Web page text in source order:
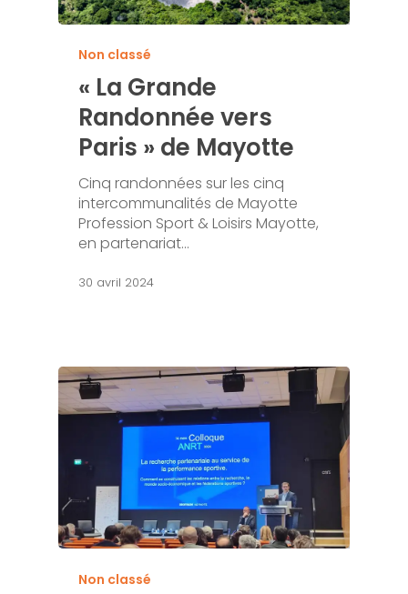
Non classé
« La Grande
Randonnée vers
Paris » de Mayotte
Cinq randonnées sur les cinq
intercommunalités de Mayotte
Profession Sport & Loisirs Mayotte,
en partenariat…
30 avril 2024
Non classé